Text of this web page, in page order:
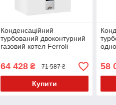
Конденсаційний
турбований двоконтурний
газовий котел Ferroli
34C
64 428₴ 71 587 ₴
Купити
58